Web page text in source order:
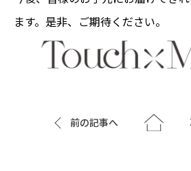
ます。是非、ご期待ください。
前の記事へ